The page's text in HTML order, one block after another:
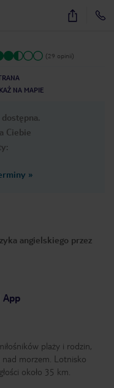
51
(29 opinii)
NA MAPIE
Ciebie
»
angielskiego przez
plaży i rodzin,
nad morzem. Lotnisko
około 35 km.